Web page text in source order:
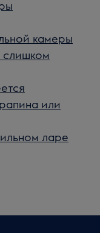
камеры
слишком
или
ларе